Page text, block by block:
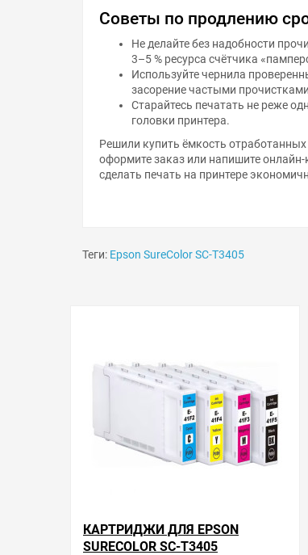
Советы по продлению
Не делайте без надобности
3–5 % ресурса счётчика
Используйте чернила
засорение частыми
Старайтесь печатать не реже
головки принтера.
Решили купить ёмкость
оформите заказ или напишите
сделать печать на принтере
Теги: Epson SureColor SC-T3405
КАРТРИДЖИ ДЛЯ EPSON
SURECOLOR SC-T3405